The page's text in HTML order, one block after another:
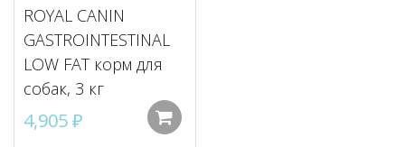
ROYAL CANIN
GASTROINTESTINAL
LOW FAT корм для
собак, 3 кг
4,905₽